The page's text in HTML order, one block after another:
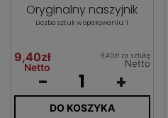
Oryginalny naszyjnik
Liczba sztuk w opakowaniu: 1
9,40zł
Netto
9,40zł za sztukę
Netto
- +
DO KOSZYKA